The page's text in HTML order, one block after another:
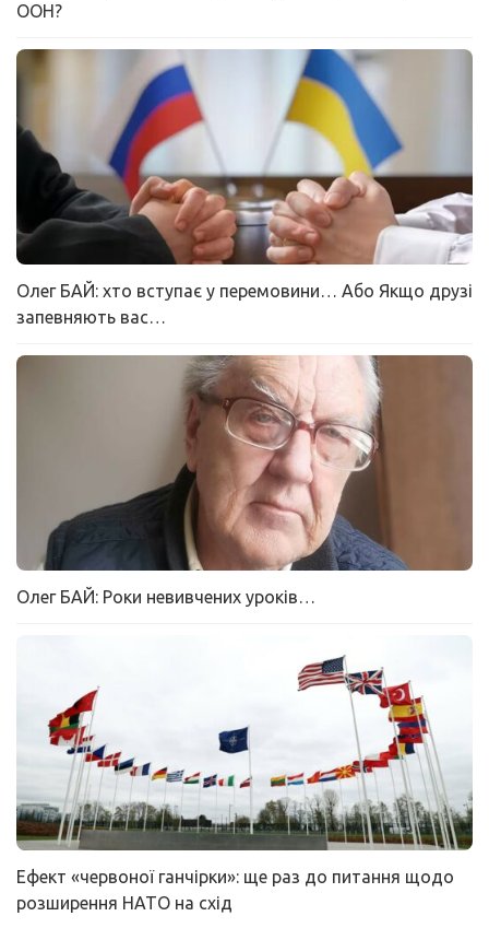
ООН?
Олег БАЙ: хто вступає у перемовини… Або Якщо друзі
запевняють вас…
Олег БАЙ: Роки невивчених уроків…
Ефект «червоної ганчірки»: ще раз до питання щодо
розширення НАТО на схід